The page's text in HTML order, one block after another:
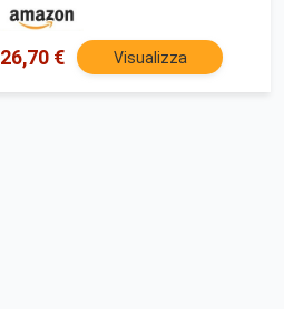
BOX da 8 Confezioni]
26,70 € Visualizza